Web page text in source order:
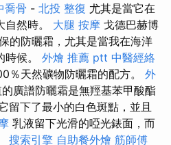
喬骨 - 北投 整復 尤其是當它在
自然時。 大腿 按摩 戈德巴赫博
的防曬霜，尤其是當我在海洋
候。 外燴 推薦 ptt 中醫經絡
％天然礦物防曬霜的配方。 外
廣譜防曬霜是無羥基苯甲酸酯
留下了最小的白色斑點，並且
乳液留下光滑的啞光錶面，而
搜索引擎 自助餐外燴 筋師傅